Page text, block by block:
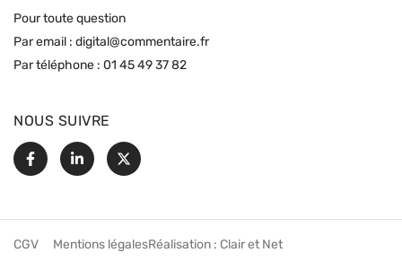
Pour toute question
Par email : digital@commentaire.fr
Par téléphone : 01 45 49 37 82
NOUS SUIVRE
FacebookLinkedin
X
CGV Mentions légalesRéalisation : Clair et Net